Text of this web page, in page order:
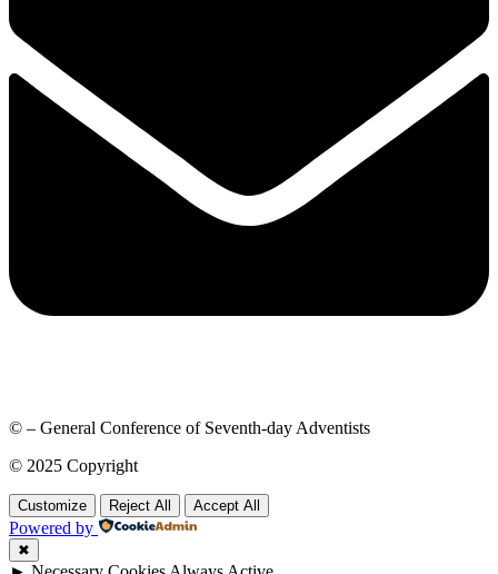
© – General Conference of Seventh-day Adventists
© 2025 Copyright
Customize Reject All Accept All
Powered by
✖